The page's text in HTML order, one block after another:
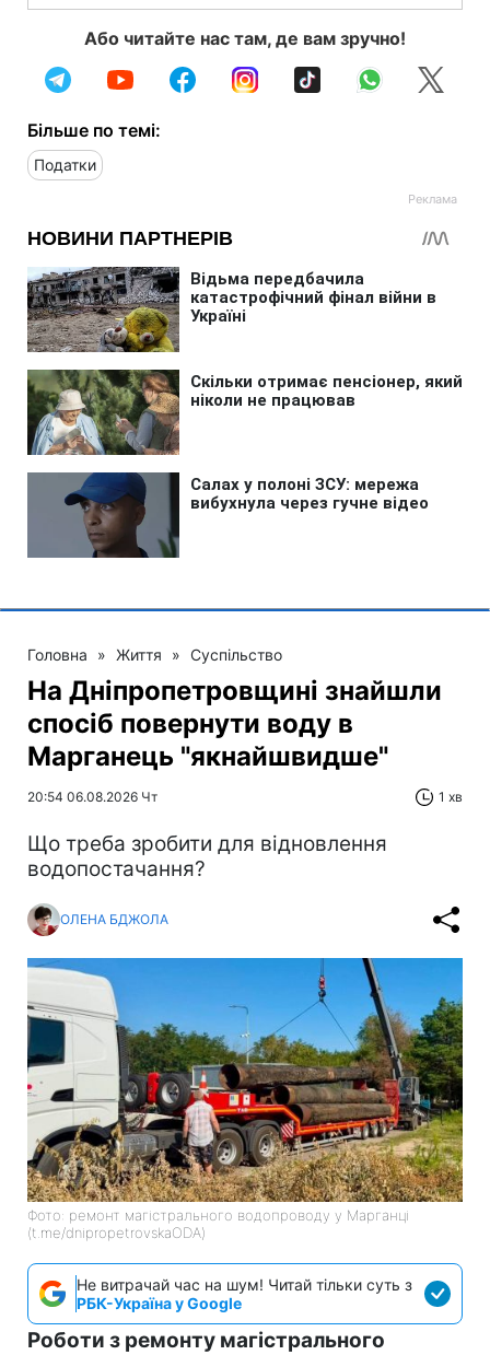
Або читайте нас там, де вам зручно!
Більше по темі:
Податки
Головна » Життя » Суспільство
На Дніпропетровщині знайшли
спосіб повернути воду в
Марганець "якнайшвидше"
20:54 06.08.2026 Чт 1 хв
Що треба зробити для відновлення
водопостачання?
ОЛЕНА БДЖОЛА
Фото: ремонт магістрального водопроводу у Марганці
(t.me/dnipropetrovskaODA)
Не витрачай час на шум! Читай тільки суть з
РБК-Україна у Google
Роботи з ремонту магістрального